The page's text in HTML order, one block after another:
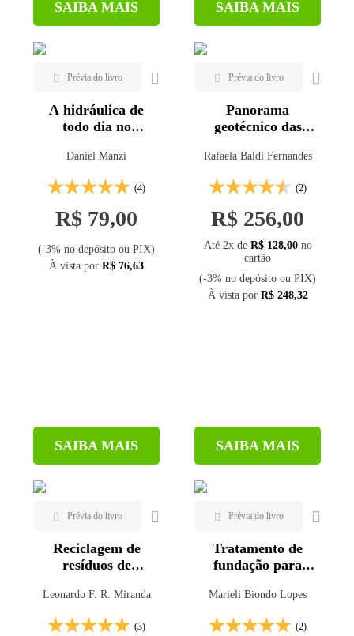
SAIBA MAIS SAIBA MAIS
A hidráulica de
todo dia no
Daniel Manzi
(4)
R$ 79,00
(-3% no depósito ou PIX)
À vista por R$ 76,63
SAIBA MAIS
Panorama
geotécnico das
barragens e gestão
de risco
Rafaela Baldi Fernandes
(2)
R$ 256,00
Até 2x de R$ 128,00no
cartão
(-3% no depósito ou PIX)
À vista por R$ 248,32
SAIBA MAIS
Reciclagem de
resíduos de
demolição
Leonardo F. R. Miranda
(3)
Tratamento de
fundação para
concreto
Marieli Biondo Lopes
(2)